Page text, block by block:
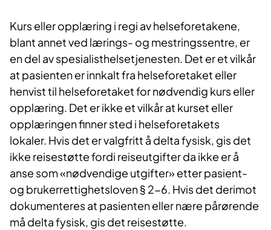
Kurs eller opplæring i regi av helseforetakene,
blant annet ved lærings- og mestringssentre, er
en del av spesialisthelsetjenesten. Det er et vilkår
at pasienten er innkalt fra helseforetaket eller
henvist til helseforetaket for nødvendig kurs eller
opplæring. Det er ikke et vilkår at kurset eller
opplæringen finner sted i helseforetakets
lokaler. Hvis det er valgfritt å delta fysisk, gis det
ikke reisestøtte fordi reiseutgifter da ikke er å
anse som «nødvendige utgifter» etter pasient-
og brukerrettighetsloven § 2-6. Hvis det derimot
dokumenteres at pasienten eller nære pårørende
må delta fysisk, gis det reisestøtte.